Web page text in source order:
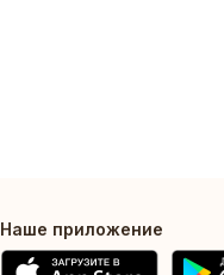
Наше приложение